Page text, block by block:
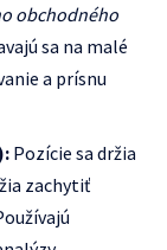
obchodného
sa na malé
a prísnu
Pozície sa držia
zachytiť